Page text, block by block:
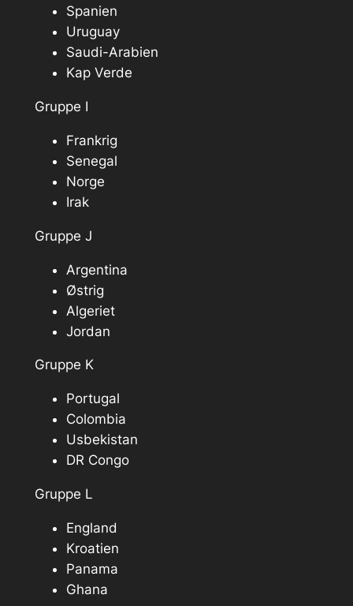
Spanien
Uruguay
Saudi-Arabien
Kap Verde
Gruppe I
Frankrig
Senegal
Norge
Irak
Gruppe J
Argentina
Østrig
Algeriet
Jordan
Gruppe K
Portugal
Colombia
Usbekistan
DR Congo
Gruppe L
England
Kroatien
Panama
Ghana